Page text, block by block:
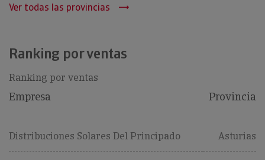
Ver todas las provincias
Ranking por ventas
Ranking por ventas
Empresa Provincia
Distribuciones Solares Del Principado Asturias